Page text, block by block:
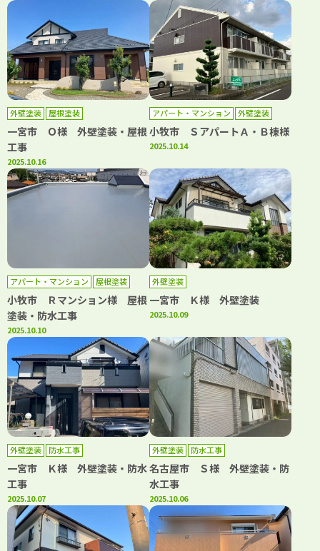
外壁塗装 屋根塗装
一宮市 Ｏ様 外壁塗装・屋根
工事
2025.10.16
アパート・マンション
外壁塗装
屋根塗装
小牧市 ＳアパートＡ・Ｂ棟様
2025.10.14
アパート・マンション
屋根塗装
防水工事
小牧市 Ｒマンション様 屋根
塗装・防水工事
2025.10.10
外壁塗装
一宮市 Ｋ様 外壁塗装
2025.10.09
外壁塗装 防水工事
一宮市 Ｋ様 外壁塗装・防水
工事
2025.10.07
外壁塗装 防水工事
名古屋市 Ｓ様 外壁塗装・防
水工事
2025.10.06